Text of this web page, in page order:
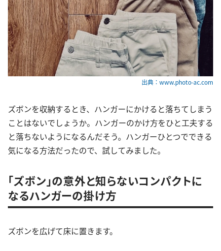
出典：www.photo-ac.com
ズボンを収納するとき、ハンガーにかけると落ちてしまう
ことはないでしょうか。ハンガーのかけ方をひと工夫する
と落ちないようになるんだそう。ハンガーひとつでできる
気になる方法だったので、試してみました。
「ズボン」の意外と知らないコンパクトに
なるハンガーの掛け方
ズボンを広げて床に置きます。